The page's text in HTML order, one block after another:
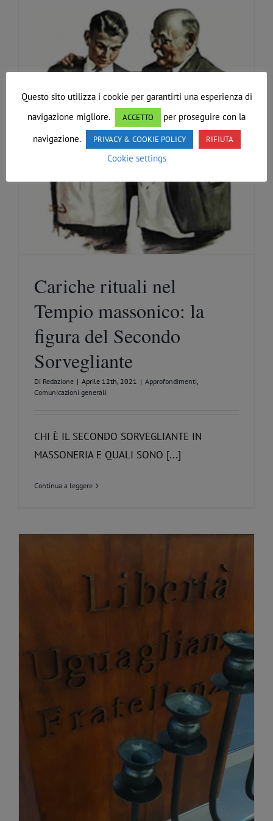
Cariche rituali nel
Tempio massonico: la
figura del Secondo
Sorvegliante
Di Redazione | Aprile 12th, 2021 | Approfondimenti,
Comunicazioni generali
CHI È IL SECONDO SORVEGLIANTE IN
MASSONERIA E QUALI SONO [...]
Continua a leggere
Questo sito utilizza i cookie per garantirti una esperienza di
navigazione migliore.
ACCETTO
per proseguire con la
navigazione.
PRIVACY & COOKIE POLICY RIFIUTA
Cookie settings